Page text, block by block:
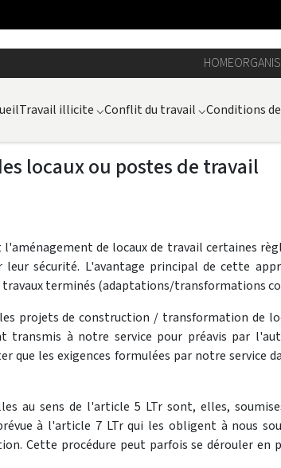
HOME
Travail illicite ⌵Conflit du travail ⌵Conditions
locaux ou postes de travail
de locaux de travail certaines
sécurité. L'avantage principal de cette
travaux terminés (adaptations/transformations
projets de construction / transformation de
transmis à notre service pour préavis par
que les exigences formulées par notre service
au sens de l'article 5 LTr sont, elles,
à l'article 7 LTr qui les obligent à nous
Cette procédure peut parfois se dérouler en